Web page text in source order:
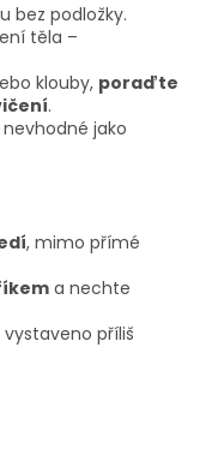
bez podložky.
těla –
klouby, poraďte
.
jako
, mimo přímé
a nechte
příliš